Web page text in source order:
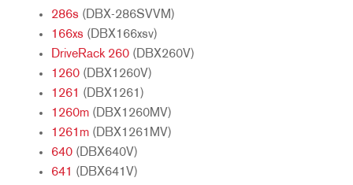
286s (DBX-286SVVM)
166xs (DBX166xsv)
DriveRack 260 (DBX260V)
1260 (DBX1260V)
1261 (DBX1261)
1260m (DBX1260MV)
1261m (DBX1261MV)
640 (DBX640V)
641 (DBX641V)